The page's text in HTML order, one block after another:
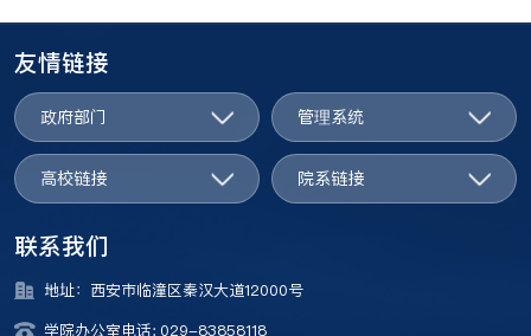
友情链接
政府部门 管理系统
高校链接 院系链接
联系我们
地址：西安市临潼区秦汉大道12000号
学院办公室电话: 029-83858118